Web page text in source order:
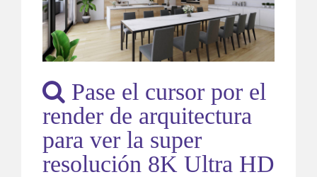
Pase el cursor por el
render de arquitectura
para ver la super
resolución 8K Ultra HD